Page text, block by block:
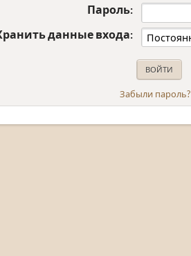
Пароль:
данные входа:
Забыли пароль?